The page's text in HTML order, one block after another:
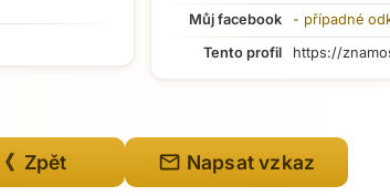
Přejít na hlavní obsah
Můj facebook
- případné
Tento profil
https://
《 Zpět mail Napsat vzkaz